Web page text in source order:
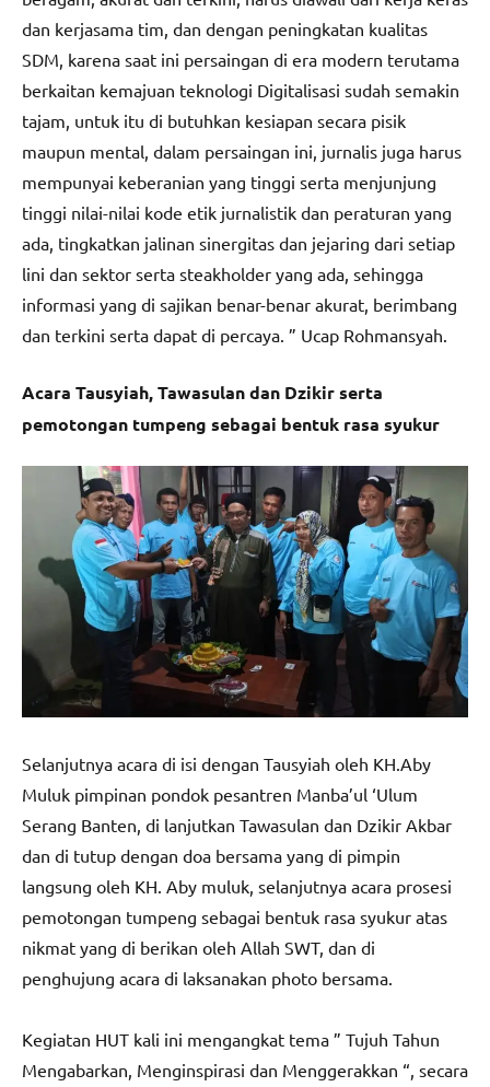
dan kerjasama tim, dan dengan peningkatan kualitas
SDM, karena saat ini persaingan di era modern terutama
berkaitan kemajuan teknologi Digitalisasi sudah semakin
tajam, untuk itu di butuhkan kesiapan secara pisik
maupun mental, dalam persaingan ini, jurnalis juga harus
mempunyai keberanian yang tinggi serta menjunjung
tinggi nilai-nilai kode etik jurnalistik dan peraturan yang
ada, tingkatkan jalinan sinergitas dan jejaring dari setiap
lini dan sektor serta steakholder yang ada, sehingga
informasi yang di sajikan benar-benar akurat, berimbang
dan terkini serta dapat di percaya. ” Ucap Rohmansyah.
Acara Tausyiah, Tawasulan dan Dzikir serta
pemotongan tumpeng sebagai bentuk rasa syukur
Selanjutnya acara di isi dengan Tausyiah oleh KH.Aby
Muluk pimpinan pondok pesantren Manba’ul ‘Ulum
Serang Banten, di lanjutkan Tawasulan dan Dzikir Akbar
dan di tutup dengan doa bersama yang di pimpin
langsung oleh KH. Aby muluk, selanjutnya acara prosesi
pemotongan tumpeng sebagai bentuk rasa syukur atas
nikmat yang di berikan oleh Allah SWT, dan di
penghujung acara di laksanakan photo bersama.
Kegiatan HUT kali ini mengangkat tema ” Tujuh Tahun
Mengabarkan, Menginspirasi dan Menggerakkan “, secara